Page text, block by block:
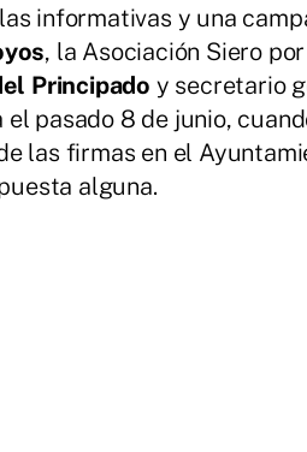
informativas y una
, la Asociación Siero
Principado y secretario
pasado 8 de junio,
las firmas en el
alguna.